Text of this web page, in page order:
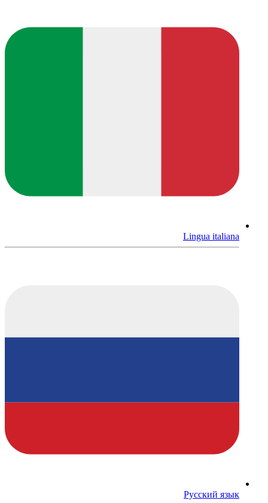
Lingua italiana
Русский язык